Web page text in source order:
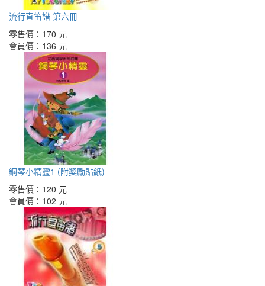
流行直笛譜 第六冊
零售價： 170 元
會員價： 136 元
鋼琴小精靈1 (附獎勵貼紙)
零售價： 120 元
會員價： 102 元